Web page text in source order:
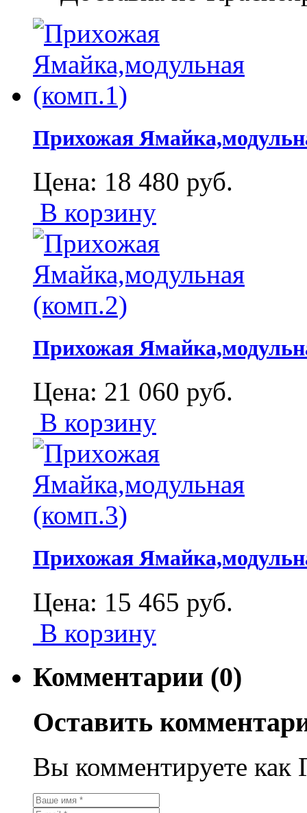
Прихожая
Цена: 18 480 руб.
В корзину
Прихожая
Цена: 21 060 руб.
В корзину
Прихожая
Цена: 15 465 руб.
В корзину
Комментарии (0)
Оставить
Вы комментируете как